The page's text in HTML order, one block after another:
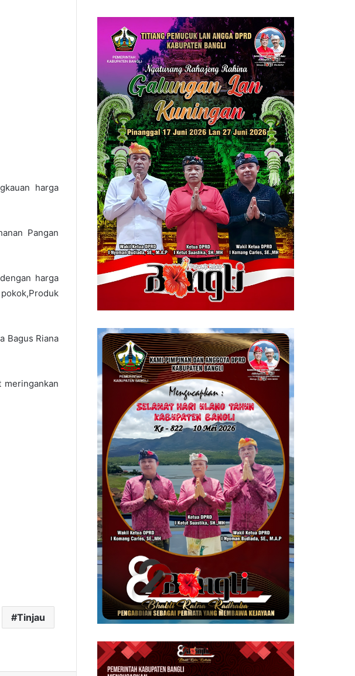
harga
Pangan
harga
Bagus Riana
meringankan
Tinjau